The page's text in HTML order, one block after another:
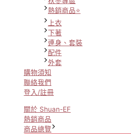
熱銷商品⭐
上衣
下著
連身、套裝
配件
外套
購物須知
聯絡我們
登入/註冊
關於 Shuan-EF
熱銷商品
商品總覽